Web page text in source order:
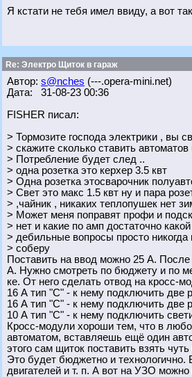
Я кстати не тебя имел ввиду, а вот
Re: Электро Щиток в гараж
Автор: s@nches (---.opera-mini.net)
Дата: 31-08-23 00:36
FISHER писал:
> Тормозите господа электрики , вы
> скажите сколько ставить
> Потребление будет след ..
> одна розетка это керхер 3.5 квт
> Одна розетка этосварочник
> Свет это макс 1.5 квт ну и пара
> ,чайник , никаких теплопушек нет
> Может меня поправят профи и
> нет и какие по амп достаточно
> дебильные вопросы просто
> соберу
Поставить на ввод можно 25 А.
А. Нужно смотреть по бюджету и по
ке. От него сделать отвод на
16 А тип "С" - к нему подключить две
16 А тип "С" - к нему подключить две
10 А тип "С" - к нему подключить
Кросс-модули хороши тем, что в
автоматом, вставляешь ещё один
этого сам щиток поставить взять
Это будет бюджетно и технологично.
двигателей и т. п. А вот на УЗО